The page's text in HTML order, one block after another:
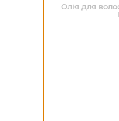
Олія для